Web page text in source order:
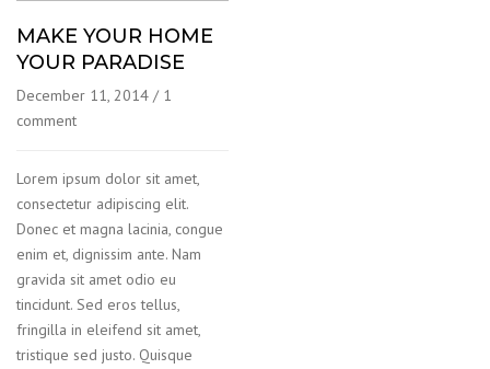
MAKE YOUR HOME
YOUR PARADISE
December 11, 2014 / 1
comment
Lorem ipsum dolor sit amet,
consectetur adipiscing elit.
Donec et magna lacinia, congue
enim et, dignissim ante. Nam
gravida sit amet odio eu
tincidunt. Sed eros tellus,
fringilla in eleifend sit amet,
tristique sed justo. Quisque